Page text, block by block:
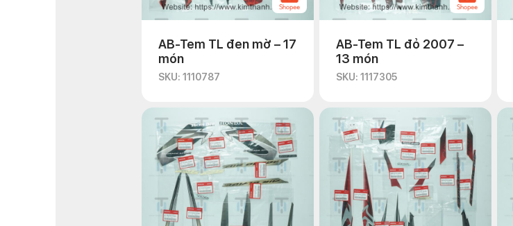
AB-Tem TL đen mờ – 17
món
SKU: 1110787
AB-Tem TL đỏ 2007 –
13 món
SKU: 1117305